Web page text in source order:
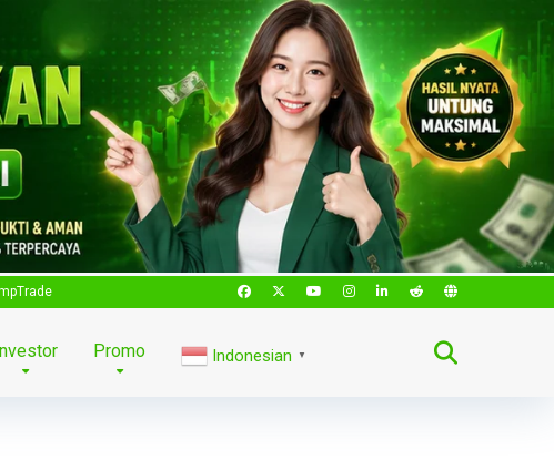
Promo Indonesian ▼